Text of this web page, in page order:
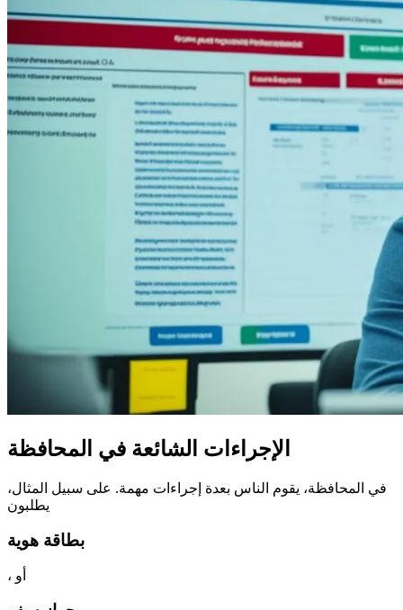
الإجراءات الشائعة في المحافظة
في المحافظة، يقوم الناس بعدة إجراءات مهمة. على سبيل المثال،
يطلبون
بطاقة هوية
، أو